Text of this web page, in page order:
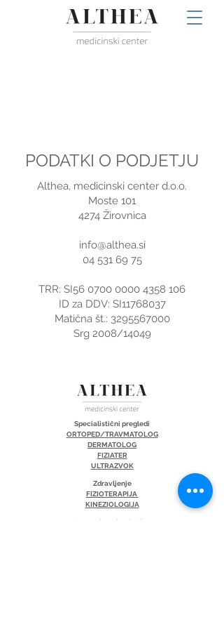
PODATKI O PODJETJU
Althea, medicinski center d.o.o.
Moste 101
4274 Žirovnica
info@althea.si
04 531 69 75
TRR: SI56 0700 0000 4358 106
ID za DDV: SI11768037
Matična št.: 3295567000
Srg 2008/14049
Specialistični pregledi
ORTOPED/TRAVMATOLOG
DERMATOLOG
FIZIATER
ULTRAZVOK
Zdravljenje
FIZIOTERAPIJA
KINEZIOLOGIJA
Laserska tehnologija